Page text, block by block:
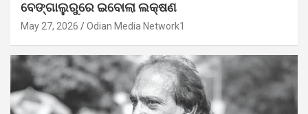
ବେଙ୍ଗାଲୁରୁରେ ଇବୋଲା ଲକ୍ଷଣ
May 27, 2026 Odian Media Network1